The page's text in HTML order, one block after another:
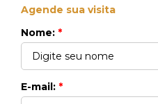
Agende sua visita
Nome: *
E-mail: *